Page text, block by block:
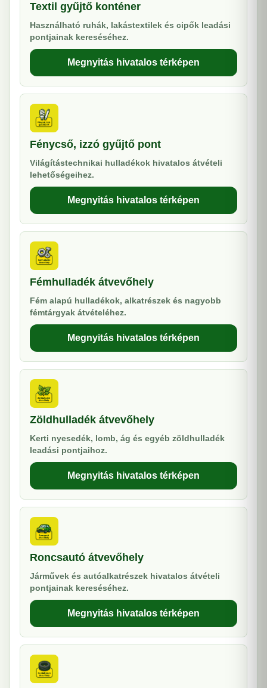
Textil gyűjtő konténer
Használható ruhák, lakástextilek és cipők leadási
pontjainak kereséséhez.
Megnyitás hivatalos térképen
Fénycső, izzó gyűjtő pont
Világítástechnikai hulladékok hivatalos átvételi
lehetőségeihez.
Megnyitás hivatalos térképen
Fémhulladék átvevőhely
Fém alapú hulladékok, alkatrészek és nagyobb
fémtárgyak átvételéhez.
Megnyitás hivatalos térképen
Zöldhulladék átvevőhely
Kerti nyesedék, lomb, ág és egyéb zöldhulladék
leadási pontjaihoz.
Megnyitás hivatalos térképen
Roncsautó átvevőhely
Járművek és autóalkatrészek hivatalos átvételi
pontjainak kereséséhez.
Megnyitás hivatalos térképen